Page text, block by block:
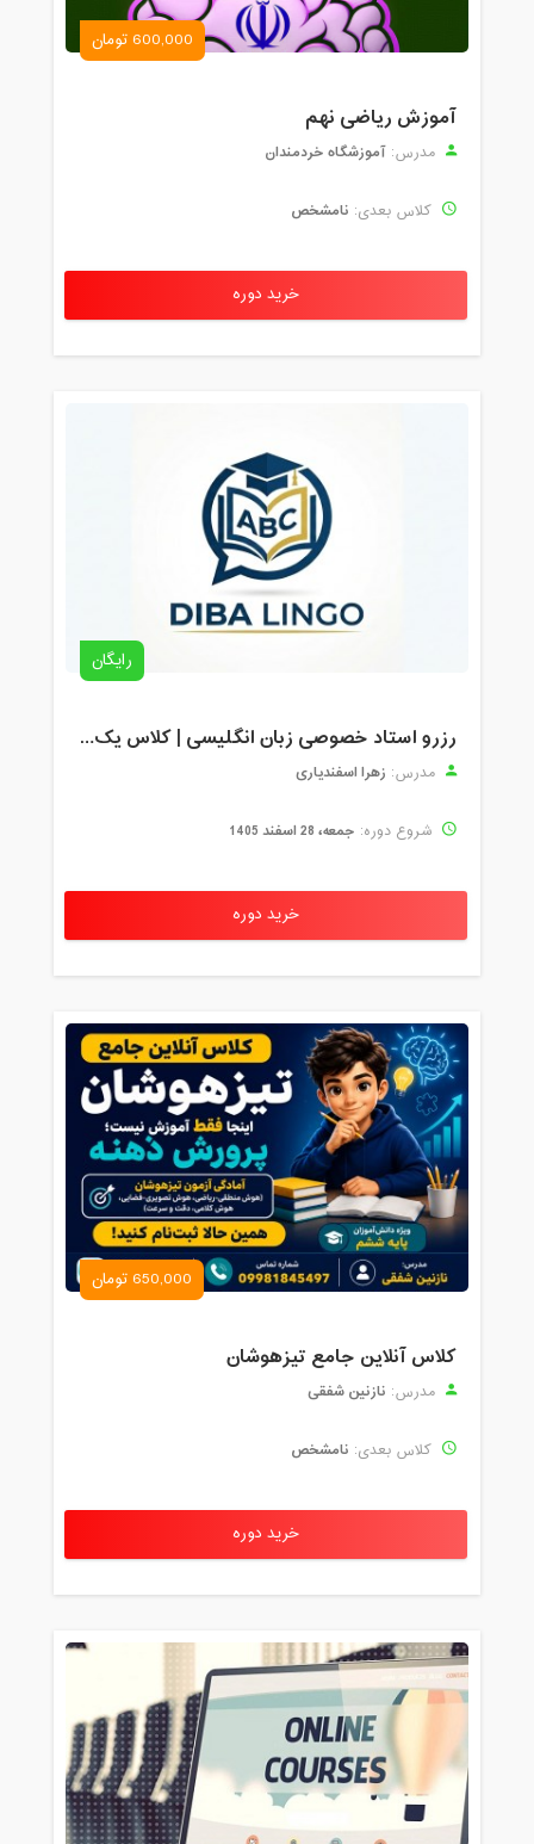
600,000 تومان
آموزش ریاضی نهم
مدرس: آموزشگاه خردمندان
کلاس بعدی: نامشخص
خرید دوره
رایگان
رزرو استاد خصوصی زبان انگلیسی | کلاس یک‌نفره با زهرا اسفندیاری + مشاوره رایگان
مدرس: زهرا اسفندیاری
شروع دوره: جمعه، 28 اسفند 1405
خرید دوره
650,000 تومان
کلاس آنلاین جامع تیزهوشان
مدرس: نازنین شفقی
کلاس بعدی: نامشخص
خرید دوره